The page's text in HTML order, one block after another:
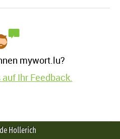
mywort.lu?
Ihr Feedback.
Hollerich